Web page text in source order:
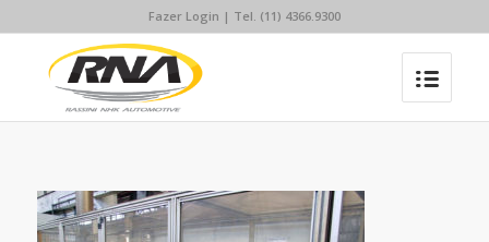
Fazer Login | Tel. (11) 4366.9300